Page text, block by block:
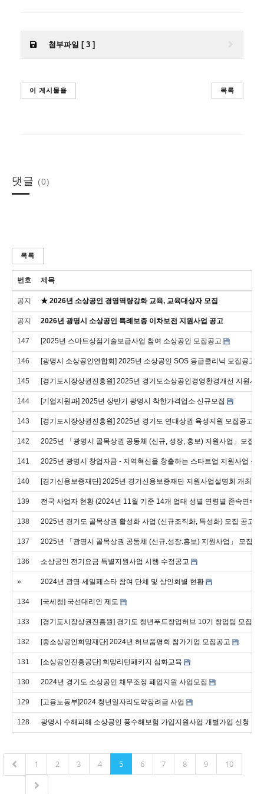
첨부파일 [ 3 ]
이 게시물을 목록
댓글 (0)
목록
번호 제목
공지 ★ 2026년 소상공인 경영역량강화 교육, 교육대상자 모집
공지 2026년 광명시 소상공인 특례보증 이차보전 지원사업 공고
147 [2025년 스마트상점기술보급사업 참여 소상공인 모집공고
146 [광명시 소상공인연합회] 2025년 소상공인 SOS 응급클리닉 모집공고
145 [경기도시장상권진흥원] 2025년 경기도소상공인경영환경개선 지원사
144 [기업지원과] 2025년 상반기 광명시 착한가격업소 신규모집
143 [경기도시장상권진흥원] 2025년 경기도 연대상권 육성지원 모집공고
142 2025년 「광명시 골목상권 공동체 (신규, 성장, 홍보) 지원사업」모집
141 2025년 광명시 창업자금 - 지역혁신을 창출하는 스타트업 지원사업 공고
140 [경기신용보증재단] 2025년 경기신용보증재단 지원사업설명회 개최
139 전국 사업자 현황 (2024년 11월 기준 14개 업태 성별 연령별 존속연수
138 2025년 경기도 골목상권 활성화 사업 (신규조직화, 특성화) 모집 공고
137 2025년 「광명시 골목상권 공동체 (신규.성장.홍보) 지원사업」 모집 공
136 소상공인 전기요금 특별지원사업 시행 수정공고
» 2024년 광명 세일페스타 참여 단체 및 상인회별 현황
134 [국세청] 국선대리인 제도
133 [경기도시장상권진흥원] 경기도 청년푸드창업허브 10기 창업팀 모집
132 [중소상공인희망재단] 2024년 허브품평회 참가기업 모집공고
131 [소상공인진흥공단] 희망리턴패키지 심화교육
130 2024년 경기도 소상공인 채무조정 폐업지원 사업모집
129 [고용노동부]2024 청년일자리도약장려금 사업
128 광명시 수해피해 소상공인 풍수해보험 가입지원사업 개별가입 신청 안
1 2 3 4 5 6 7 8 9 10